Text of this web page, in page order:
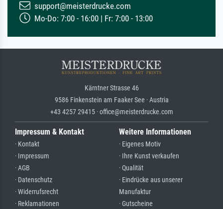
support@meisterdrucke.com
Mo-Do: 7:00 - 16:00 | Fr: 7:00 - 13:00
Kärntner Strasse 46
9586 Finkenstein am Faaker See · Austria
+43 4257 29415 · office@meisterdrucke.com
Impressum & Kontakt
· Kontakt
· Impressum
· AGB
· Datenschutz
· Widerrufsrecht
· Reklamationen
Weitere Informationen
· Eigenes Motiv
· Ihre Kunst verkaufen
· Qualität
· Eindrücke aus unserer
Manufaktur
· Gutscheine